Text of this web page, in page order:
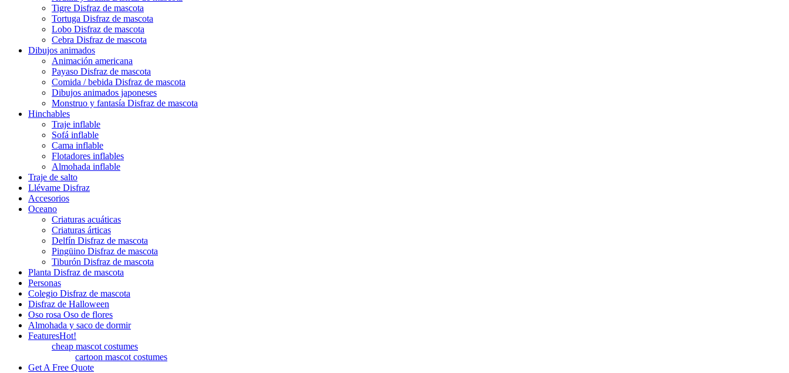
Tigre Disfraz de mascota
Tortuga Disfraz de mascota
Lobo Disfraz de mascota
Cebra Disfraz de mascota
Dibujos animados
Animación americana
Payaso Disfraz de mascota
Comida / bebida Disfraz de mascota
Dibujos animados japoneses
Monstruo y fantasía Disfraz de mascota
Hinchables
Traje inflable
Sofá inflable
Cama inflable
Flotadores inflables
Almohada inflable
Traje de salto
Llévame Disfraz
Accesorios
Oceano
Criaturas acuáticas
Criaturas árticas
Delfín Disfraz de mascota
Pingüino Disfraz de mascota
Tiburón Disfraz de mascota
Planta Disfraz de mascota
Personas
Colegio Disfraz de mascota
Disfraz de Halloween
Oso rosa Oso de flores
Almohada y saco de dormir
FeaturesHot!
cheap mascot costumes
cartoon mascot costumes
Get A Free Quote